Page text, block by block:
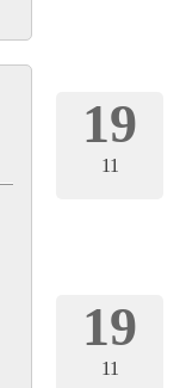
19
11
19
11